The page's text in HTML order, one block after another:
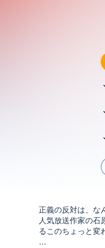
正義の反対は、な
人気放送作家の石
るこのちょっと変